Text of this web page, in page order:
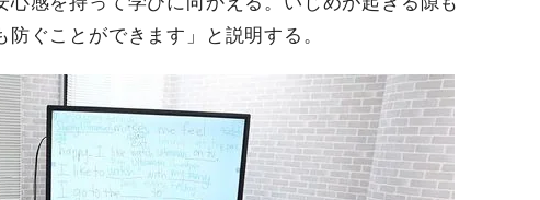
ぐことができます」と説明する。